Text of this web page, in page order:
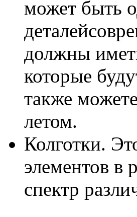
может быть
должны
которые
также
летом.
Колготки.
элементов в
спектр